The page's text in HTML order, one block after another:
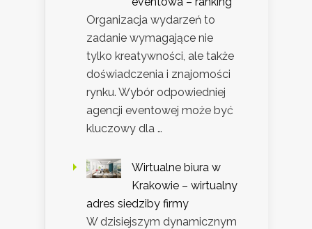
Organizacja wydarzeń to
zadanie wymagające nie
tylko kreatywności, ale także
doświadczenia i znajomości
rynku. Wybór odpowiedniej
agencji eventowej może być
kluczowy dla …
Wirtualne biura w
Krakowie – wirtualny
adres siedziby firmy
W dzisiejszym dynamicznym